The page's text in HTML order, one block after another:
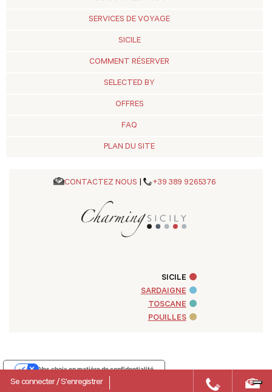
SERVICES DE VOYAGE
SICILE
COMMENT RÉSERVER
SELECTED BY
OFFRES
FAQ
PLAN DU SITE
CONTACTEZ NOUS | +39 389 9265376
SICILE
SARDAIGNE
TOSCANE
POUILLES
Se connecter/S'enregistrer
Notification lors de la collecte
Vos choix en matière de confidentialité